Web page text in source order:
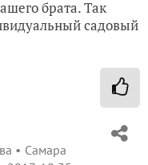
брата. Так
садовый
Самара